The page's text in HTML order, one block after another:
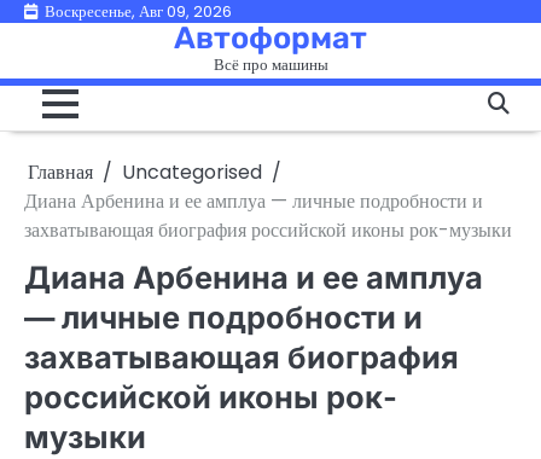
ПерейтиВоскресенье, Авг 09, 2026
Автоформат
Всё про машины
Главная
Uncategorised
Диана Арбенина и ее амплуа — личные подробности и
захватывающая биография российской иконы рок-музыки
Диана Арбенина и ее амплуа
— личные подробности и
захватывающая биография
российской иконы рок-
музыки